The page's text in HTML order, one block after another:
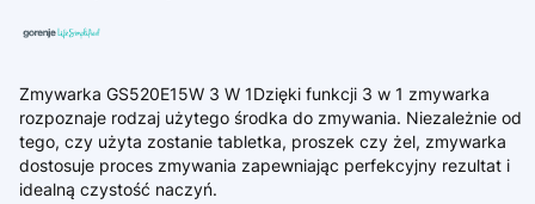
Zmywarka GS520E15W 3 W 1Dzięki funkcji 3 w 1 zmywarka
rozpoznaje rodzaj użytego środka do zmywania. Niezależnie od
tego, czy użyta zostanie tabletka, proszek czy żel, zmywarka
dostosuje proces zmywania zapewniając perfekcyjny rezultat i
idealną czystość naczyń.